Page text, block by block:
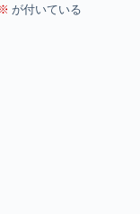
※ が付いている